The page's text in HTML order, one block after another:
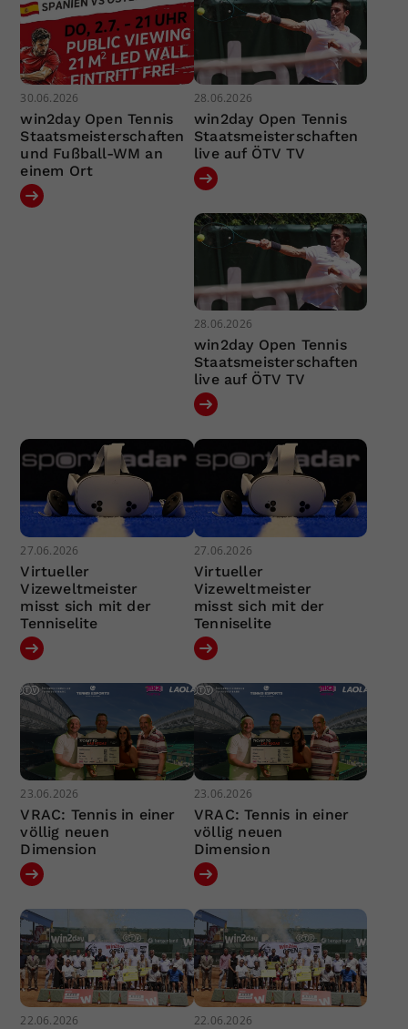
30.06.2026
win2day Open Tennis
Staatsmeisterschaften
und Fußball-WM an
einem Ort
28.06.2026
win2day Open Tennis
Staatsmeisterschaften
live auf ÖTV TV
28.06.2026
win2day Open Tennis
Staatsmeisterschaften
live auf ÖTV TV
27.06.2026
Virtueller
Vizeweltmeister
misst sich mit der
Tenniselite
27.06.2026
Virtueller
Vizeweltmeister
misst sich mit der
Tenniselite
23.06.2026
VRAC: Tennis in einer
völlig neuen
Dimension
23.06.2026
VRAC: Tennis in einer
völlig neuen
Dimension
22.06.2026 22.06.2026